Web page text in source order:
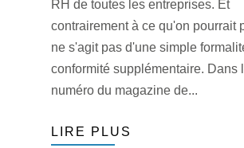
RH de toutes les entreprises. Et
contrairement à ce qu'on pourrait
ne s'agit pas d'une simple
conformité supplémentaire. Dans
numéro du magazine de...
LIRE PLUS